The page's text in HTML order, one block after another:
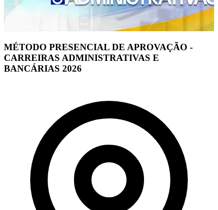
MÉTODO PRESENCIAL DE APROVAÇÃO -
CARREIRAS ADMINISTRATIVAS E
BANCÁRIAS 2026